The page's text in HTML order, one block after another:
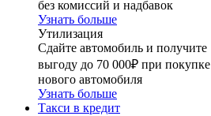
без комиссий и надбавок
Узнать больше
Утилизация
Сдайте автомобиль и получите
выгоду до 70 000₽ при покупке
нового автомобиля
Узнать больше
Такси в кредит